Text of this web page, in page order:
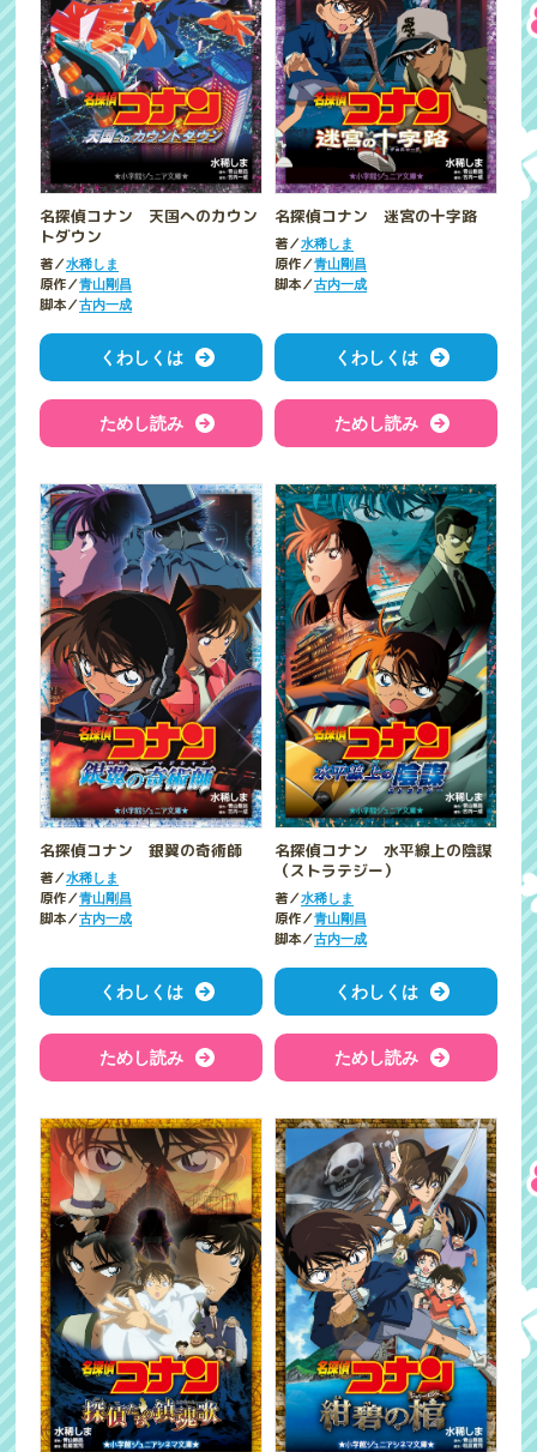
名探偵コナン 天国へのカウン
トダウン
著／水稀しま
原作／青山剛昌
脚本／古内一成
くわしくは
ためし読み
名探偵コナン 迷宮の十字路
著／水稀しま
原作／青山剛昌
脚本／古内一成
くわしくは
ためし読み
名探偵コナン 銀翼の奇術師
著／水稀しま
原作／青山剛昌
脚本／古内一成
くわしくは
ためし読み
名探偵コナン 水平線上の陰謀
（ストラテジー）
著／水稀しま
原作／青山剛昌
脚本／古内一成
くわしくは
ためし読み